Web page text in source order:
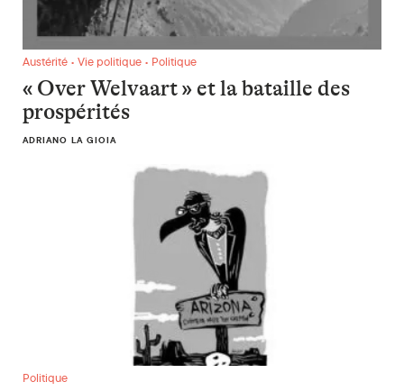
« Over Welvaart » et la bataille des prospérités
Austérité • Vie politique • Politique
« Over Welvaart » et la bataille des
prospérités
ADRIANO LA GIOIA
En débat. « Fake news » : le débat sur les faits ne peut
Politique